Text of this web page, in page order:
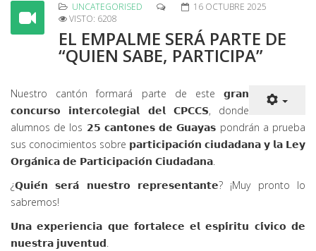
UNCATEGORISED
16 OCTUBRE 2025
VISTO: 6208
EL EMPALME SERÁ PARTE DE
“QUIEN SABE, PARTICIPA”
Nuestro cantón formará parte de este 𝗴𝗿𝗮𝗻
𝗰𝗼𝗻𝗰𝘂𝗿𝘀𝗼 𝗶𝗻𝘁𝗲𝗿𝗰𝗼𝗹𝗲𝗴𝗶𝗮𝗹 𝗱𝗲𝗹 𝗖𝗣𝗖𝗖𝗦, donde
alumnos de los 𝟮𝟱 𝗰𝗮𝗻𝘁𝗼𝗻𝗲𝘀 𝗱𝗲 𝗚𝘂𝗮𝘆𝗮𝘀 pondrán a prueba
sus conocimientos sobre 𝗽𝗮𝗿𝘁𝗶𝗰𝗶𝗽𝗮𝗰𝗶𝗼́𝗻 𝗰𝗶𝘂𝗱𝗮𝗱𝗮𝗻𝗮 𝘆 𝗹𝗮 𝗟𝗲𝘆
𝗢𝗿𝗴𝗮́𝗻𝗶𝗰𝗮 𝗱𝗲 𝗣𝗮𝗿𝘁𝗶𝗰𝗶𝗽𝗮𝗰𝗶𝗼́𝗻 𝗖𝗶𝘂𝗱𝗮𝗱𝗮𝗻𝗮.
¿𝗤𝘂𝗶𝗲́𝗻 𝘀𝗲𝗿𝗮́ 𝗻𝘂𝗲𝘀𝘁𝗿𝗼 𝗿𝗲𝗽𝗿𝗲𝘀𝗲𝗻𝘁𝗮𝗻𝘁𝗲? ¡Muy pronto lo
sabremos!
𝗨𝗻𝗮 𝗲𝘅𝗽𝗲𝗿𝗶𝗲𝗻𝗰𝗶𝗮 𝗾𝘂𝗲 𝗳𝗼𝗿𝘁𝗮𝗹𝗲𝗰𝗲 𝗲𝗹 𝗲𝘀𝗽𝗶́𝗿𝗶𝘁𝘂 𝗰𝗶́𝘃𝗶𝗰𝗼 𝗱𝗲
𝗻𝘂𝗲𝘀𝘁𝗿𝗮 𝗷𝘂𝘃𝗲𝗻𝘁𝘂𝗱.